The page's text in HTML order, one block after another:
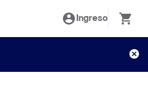
Ingreso